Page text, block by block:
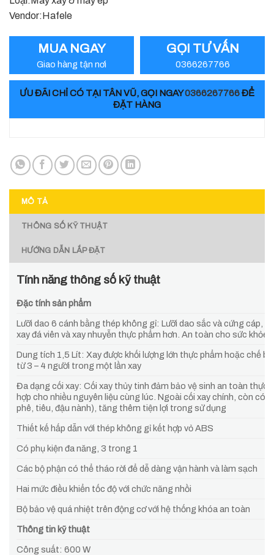
Vendor:Hafele
MUA NGAY
Giao hàng tận nơi
GỌI TƯ VẤN
0366267766
ƯU ĐÃI CHỈ CÓ TẠI TÂN VŨ, GỌI NGAY0366267766ĐỂ
ĐẶT HÀNG
MÔ TẢ
THÔNG SỐ KỸ THUẬT
HƯỚNG DẪN LẮP ĐẶT
Tính năng thông số kỹ thuật
Đặc tính sản phẩm
Lưỡi dao 6 cánh bằng thép không gỉ: Lưỡi dao sắc và cứng cáp,
xay đá viên và xay nhuyễn thực phẩm hơn. An toàn cho sức khỏe
Dung tích 1,5 Lít: Xay được khối lượng lớn thực phẩm hoặc chế
từ 3 – 4 người trong một lần xay
Đa dạng cối xay: Cối xay thủy tinh đảm bảo vệ sinh an toàn thực
hợp cho nhiều nguyên liệu cùng lúc. Ngoài cối xay chính, còn có
phê, tiêu, đậu nành), tăng thêm tiện lợi trong sử dụng
Thiết kế hấp dẫn với thép không gỉ kết hợp vỏ ABS
Có phụ kiện đa năng, 3 trong 1
Các bộ phận có thể tháo rời để dễ dàng vận hành và làm sạch
Hai mức điều khiển tốc độ với chức năng nhồi
Bộ bảo vệ quá nhiệt trên động cơ với hệ thống khóa an toàn
Thông tin kỹ thuật
Công suất: 600 W